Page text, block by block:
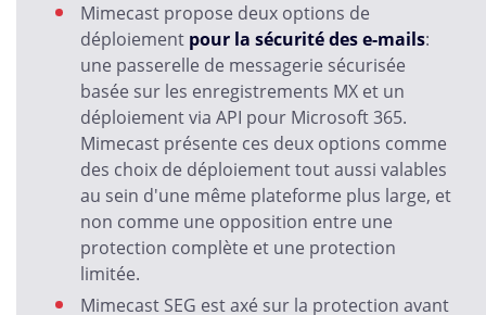
Mimecast propose deux options de
déploiement pour la sécurité des e-mails:
une passerelle de messagerie sécurisée
basée sur les enregistrements MX et un
déploiement via API pour Microsoft 365.
Mimecast présente ces deux options comme
des choix de déploiement tout aussi valables
au sein d'une même plateforme plus large, et
non comme une opposition entre une
protection complète et une protection
limitée.
Mimecast SEG est axé sur la protection avant